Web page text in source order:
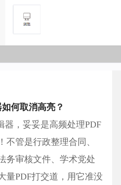
何取消高亮？
器，妥妥是高频处理PDF
不管是行政整理合同、
务审核文件、学术党处
量PDF打交道，用它准没